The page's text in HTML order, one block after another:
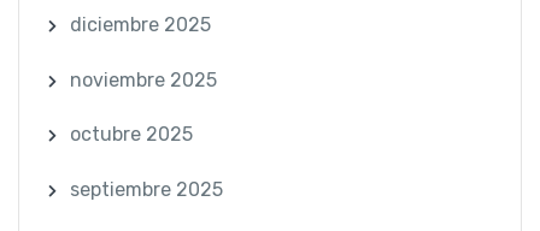
diciembre 2025
noviembre 2025
octubre 2025
septiembre 2025